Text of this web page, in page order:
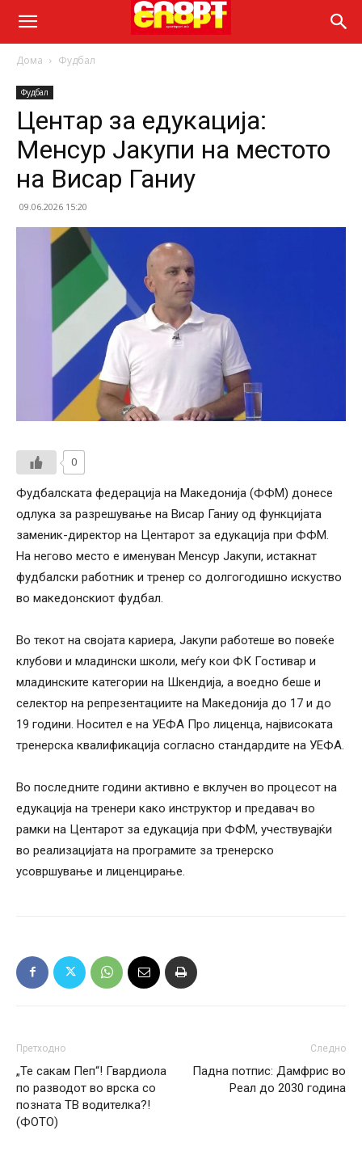
Дома Фудбал
Фудбал
Центар за едукација:
Менсур Јакупи на местото
на Висар Ганиу
09.06.2026 15:20
0
Фудбалската федерација на Македонија (ФФМ) донесе
одлука за разрешување на Висар Ганиу од функцијата
заменик-директор на Центарот за едукација при ФФМ.
На негово место е именуван Менсур Јакупи, истакнат
фудбалски работник и тренер со долгогодишно искуство
во македонскиот фудбал.
Во текот на својата кариера, Јакупи работеше во повеќе
клубови и младински школи, меѓу кои ФК Гостивар и
младинските категории на Шкендија, а воедно беше и
селектор на репрезентациите на Македонија до 17 и до
19 години. Носител е на УЕФА Про лиценца, највисоката
тренерска квалификација согласно стандардите на УЕФА.
Во последните години активно е вклучен во процесот на
едукација на тренери како инструктор и предавач во
рамки на Центарот за едукација при ФФМ, учествувајќи
во реализацијата на програмите за тренерско
усовршување и лиценцирање.
Претходно
„Те сакам Пеп“! Гвардиола
по разводот во врска со
позната ТВ водителка?!
(ФОТО)
Следно
Падна потпис: Дамфрис во
Реал до 2030 година